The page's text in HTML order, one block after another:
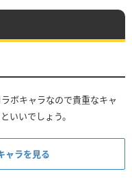
ボキャラなので貴重なキャ
いいでしょう。
ャラを見る